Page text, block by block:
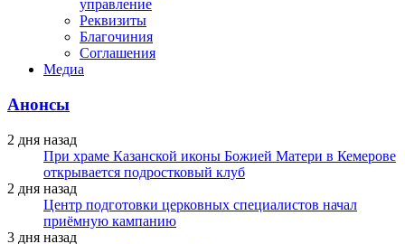
управление
Реквизиты
Благочиния
Соглашения
Медиа
Анонсы
2 дня назад
При храме Казанской иконы Божией Матери в Кемерове
открывается подростковый клуб
2 дня назад
Центр подготовки церковных специалистов начал
приёмную кампанию
3 дня назад